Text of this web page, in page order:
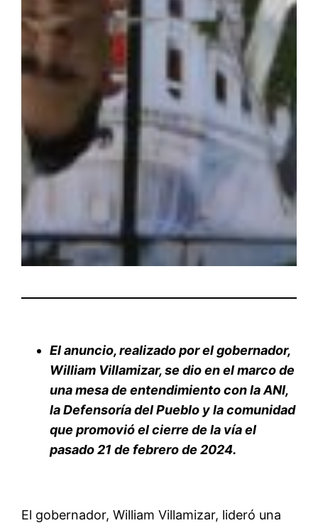
El anuncio, realizado por el gobernador,
William Villamizar, se dio en el marco de
una mesa de entendimiento con la ANI,
la Defensoría del Pueblo y la comunidad
que promovió el cierre de la vía el
pasado 21 de febrero de 2024.
El gobernador, William Villamizar, lideró una